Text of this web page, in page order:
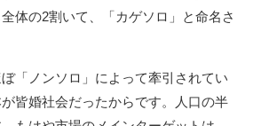
体の2割いて、「カゲソロ」と命名さ
「ノンソロ」によって牽引されてい
皆婚社会だったからです。人口の半